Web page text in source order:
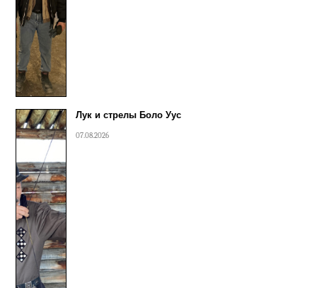
Лук и стрелы Боло Уус
07.08.2026